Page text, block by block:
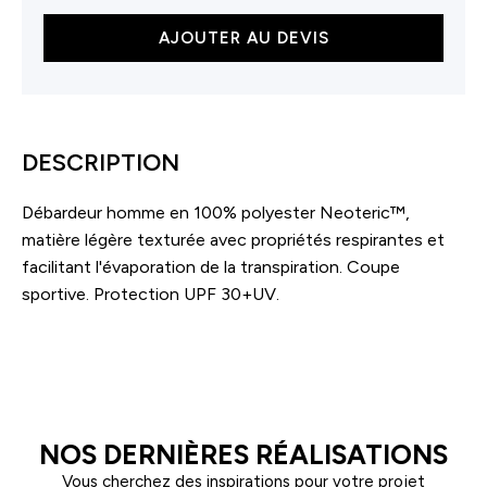
AJOUTER AU DEVIS
DESCRIPTION
Débardeur homme en 100% polyester Neoteric™,
matière légère texturée avec propriétés respirantes et
facilitant l'évaporation de la transpiration. Coupe
sportive. Protection UPF 30+UV.
NOS DERNIÈRES RÉALISATIONS
Vous cherchez des inspirations pour votre projet